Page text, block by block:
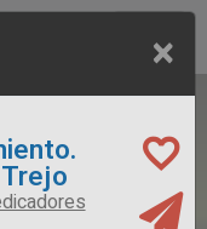
×